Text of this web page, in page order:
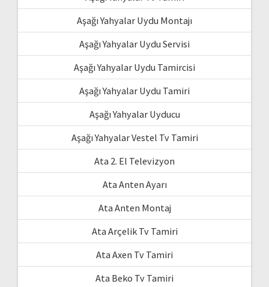
Aşağı Yahyalar Uydu Montajı
Aşağı Yahyalar Uydu Servisi
Aşağı Yahyalar Uydu Tamircisi
Aşağı Yahyalar Uydu Tamiri
Aşağı Yahyalar Uyducu
Aşağı Yahyalar Vestel Tv Tamiri
Ata 2. El Televizyon
Ata Anten Ayarı
Ata Anten Montaj
Ata Arçelik Tv Tamiri
Ata Axen Tv Tamiri
Ata Beko Tv Tamiri